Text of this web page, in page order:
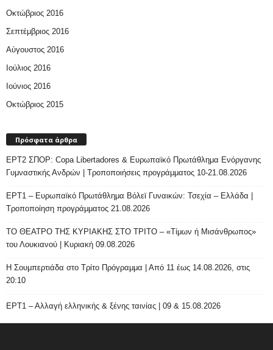
Οκτώβριος 2016
Σεπτέμβριος 2016
Αύγουστος 2016
Ιούλιος 2016
Ιούνιος 2016
Οκτώβριος 2015
Πρόσφατα άρθρα
ΕΡΤ2 ΣΠΟΡ: Copa Libertadores & Ευρωπαϊκό Πρωτάθλημα Ενόργανης
Γυμναστικής Ανδρών | Τροποποιήσεις προγράμματος 10-21.08.2026
ΕΡΤ1 – Ευρωπαϊκό Πρωτάθλημα Βόλεϊ Γυναικών: Τσεχία – Ελλάδα |
Τροποποίηση προγράμματος 21.08.2026
ΤΟ ΘΕΑΤΡΟ ΤΗΣ ΚΥΡΙΑΚΗΣ ΣΤΟ ΤΡΙΤΟ – «Τίμων ή Μισάνθρωπος»
του Λουκιανού | Κυριακή 09.08.2026
H Σουμπερτιάδα στο Τρίτο Πρόγραμμα | Από 11 έως 14.08.2026, στις
20:10
ΕΡΤ1 – Αλλαγή ελληνικής & ξένης ταινίας | 09 & 15.08.2026